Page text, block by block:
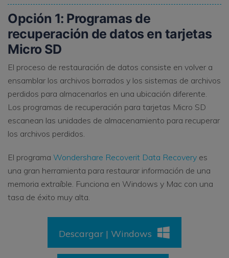
Opción 1: Programas de
recuperación de datos en tarjetas
Micro SD
El proceso de restauración de datos consiste en volver a
ensamblar los archivos borrados y los sistemas de archivos
perdidos para almacenarlos en una ubicación diferente.
Los programas de recuperación para tarjetas Micro SD
escanean las unidades de almacenamiento para recuperar
los archivos perdidos.
El programa Wondershare Recoverit Data Recovery es
una gran herramienta para restaurar información de una
memoria extraíble. Funciona en Windows y Mac con una
tasa de éxito muy alta.
Descargar | Windows